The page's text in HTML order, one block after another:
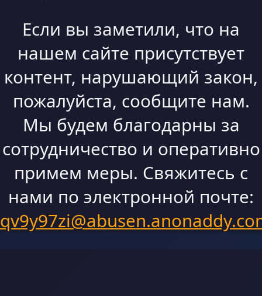
Если вы заметили, что на
нашем сайте присутствует
контент, нарушающий закон,
пожалуйста, сообщите нам.
Мы будем благодарны за
сотрудничество и оперативно
примем меры. Свяжитесь с
нами по электронной почте: